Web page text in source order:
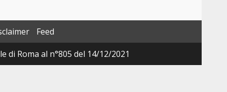
Feed
Roma al n°805 del 14/12/2021